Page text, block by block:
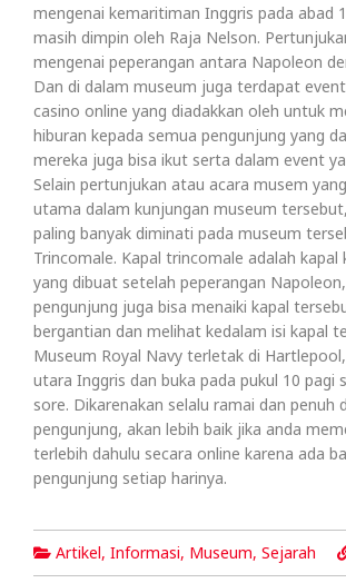
mengenai kemaritiman Inggris pada abad
masih dimpin oleh Raja Nelson.
mengenai peperangan antara Napoleon
Dan di dalam museum juga terdapat
casino online yang diadakkan oleh untuk
hiburan kepada semua pengunjung yang
mereka juga bisa ikut serta dalam event
Selain pertunjukan atau acara musem
utama dalam kunjungan museum
paling banyak diminati pada museum
Trincomale. Kapal trincomale adalah kapal
yang dibuat setelah peperangan
pengunjung juga bisa menaiki kapal
bergantian dan melihat kedalam isi kapal
Museum Royal Navy terletak di
utara Inggris dan buka pada pukul 10 pagi
sore. Dikarenakan selalu ramai dan penuh
pengunjung, akan lebih baik jika anda
terlebih dahulu secara online karena ada
pengunjung setiap harinya.
Artikel, Informasi, Museum, Sejarah